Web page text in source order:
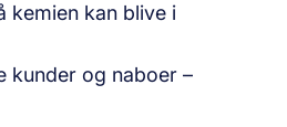
kemien kan blive i
og naboer –